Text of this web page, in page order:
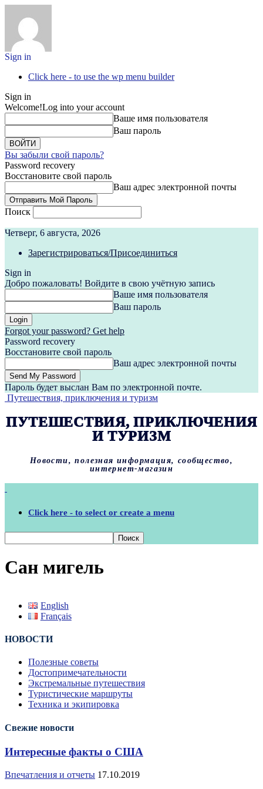
Sign in
Click here - to use the wp menu builder
Sign in
Welcome!Log into your account
Ваше имя пользователя
Ваш пароль
Вы забыли свой пароль?
Password recovery
Восстановите свой пароль
Ваш адрес электронной почты
Поиск
Четверг, 6 августа, 2026
Зарегистрироваться/Присоединиться
Sign in
Добро пожаловать! Войдите в свою учётную запись
Ваше имя пользователя
Ваш пароль
Forgot your password? Get help
Password recovery
Восстановите свой пароль
Ваш адрес электронной почты
Пароль будет выслан Вам по электронной почте.
Путешествия, приключения и туризм
ПУТЕШЕСТВИЯ, ПРИКЛЮЧЕНИЯ
И ТУРИЗМ
Новости, полезная информация, сообщество,
интернет-магазин
Click here - to select or create a menu
Сан мигель
English
Français
НОВОСТИ
Полезные советы
Достопримечательности
Экстремальные путешествия
Туристические маршруты
Техника и экипировка
Свежие новости
Интересные факты о США
Впечатления и отчеты 17.10.2019